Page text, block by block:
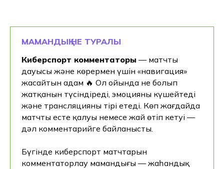
МАМАНДЫҚ НЕ ТУРАЛЫ
Киберспорт комментаторы — матчтың
дауысы және көрермен үшін «навигация»
жасайтын адам 🔥 Ол ойында не болып
жатқанын түсіндіреді, эмоцияны күшейтеді
және трансляцияны тірі етеді. Көп жағдайда
матчтың есте қалуы немесе жай өтіп кетуі —
дәл комментарийге байланысты.
Бүгінде киберспорт матчтарын
комментаторлау мамандығы — жаһандық